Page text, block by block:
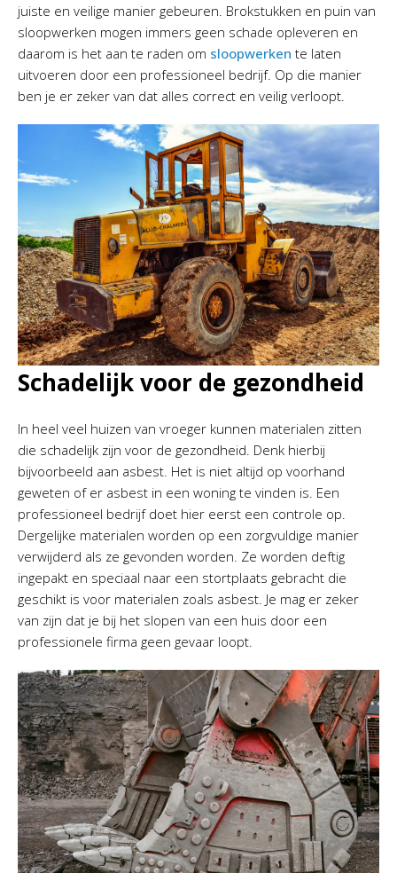
juiste en veilige manier gebeuren. Brokstukken en puin van
sloopwerken mogen immers geen schade opleveren en
daarom is het aan te raden om sloopwerken te laten
uitvoeren door een professioneel bedrijf. Op die manier
ben je er zeker van dat alles correct en veilig verloopt.
Schadelijk voor de gezondheid
In heel veel huizen van vroeger kunnen materialen zitten
die schadelijk zijn voor de gezondheid. Denk hierbij
bijvoorbeeld aan asbest. Het is niet altijd op voorhand
geweten of er asbest in een woning te vinden is. Een
professioneel bedrijf doet hier eerst een controle op.
Dergelijke materialen worden op een zorgvuldige manier
verwijderd als ze gevonden worden. Ze worden deftig
ingepakt en speciaal naar een stortplaats gebracht die
geschikt is voor materialen zoals asbest. Je mag er zeker
van zijn dat je bij het slopen van een huis door een
professionele firma geen gevaar loopt.